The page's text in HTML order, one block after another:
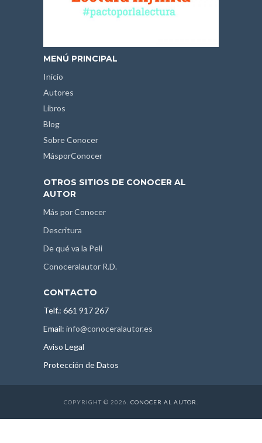
MENÚ PRINCIPAL
Inicio
Autores
Libros
Blog
Sobre Conocer
MásporConocer
OTROS SITIOS DE CONOCER AL
AUTOR
Más por Conocer
Descritura
De qué va la Peli
Conoceralautor R.D.
CONTACTO
Telf.: 661 917 267
Email: info@conoceralautor.es
Aviso Legal
Protección de Datos
COPYRIGHT © 2026. CONOCER AL AUTOR